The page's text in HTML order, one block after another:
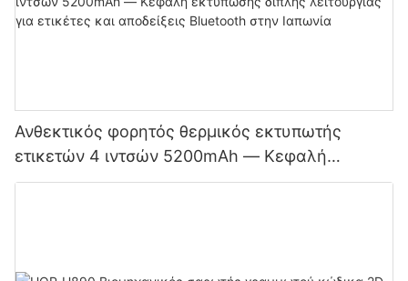
Ανθεκτικός φορητός θερμικός εκτυπωτής
ετικετών 4 ιντσών 5200mAh — Κεφαλή
εκτύπωσης διπλής λειτουργίας για ετικέτες και